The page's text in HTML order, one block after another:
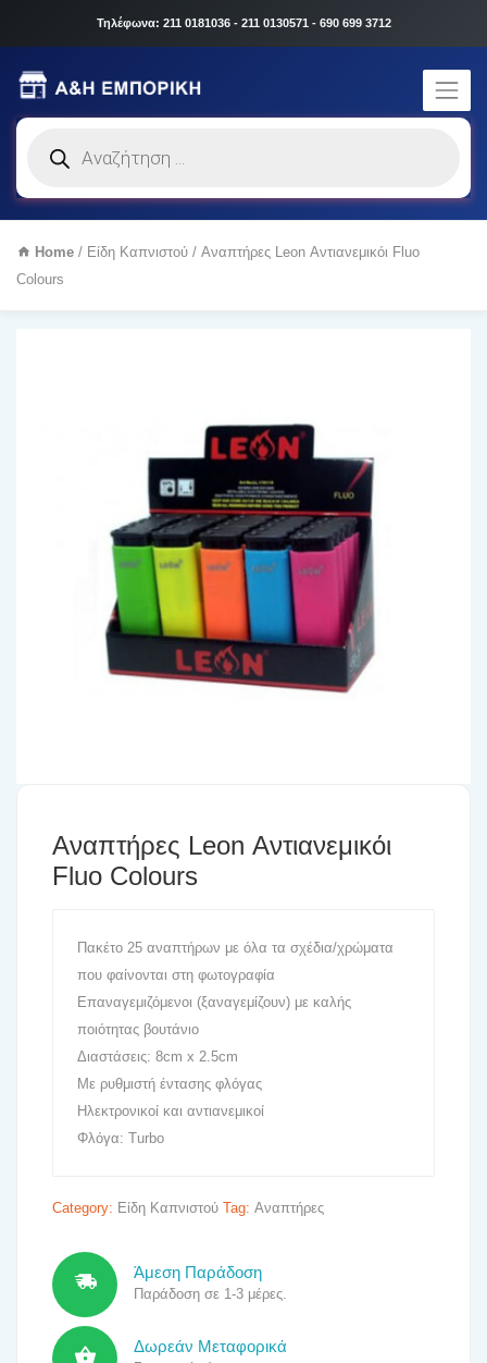
Τηλέφωνα: 211 0181036 - 211 0130571 - 690 699 3712
search
Home / Είδη Καπνιστού / Αναπτήρες Leon Αντιανεμικόι Fluo
Colours
Αναπτήρες Leon Αντιανεμικόι
Fluo Colours
Πακέτο 25 αναπτήρων με όλα τα σχέδια/χρώματα
που φαίνονται στη φωτογραφία
Επαναγεμιζόμενοι (ξαναγεμίζουν) με καλής
ποιότητας βουτάνιο
Διαστάσεις: 8cm x 2.5cm
Με ρυθμιστή έντασης φλόγας
Ηλεκτρονικοί και αντιανεμικοί
Φλόγα: Turbo
Category: Είδη Καπνιστού Tag: Αναπτήρες
Άμεση Παράδοση
Παράδοση σε 1-3 μέρες.
Δωρεάν Μεταφορικά